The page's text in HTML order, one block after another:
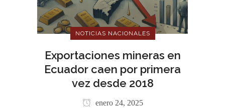
NOTICIAS NACIONALES
Exportaciones mineras en
Ecuador caen por primera
vez desde 2018
enero 24, 2025